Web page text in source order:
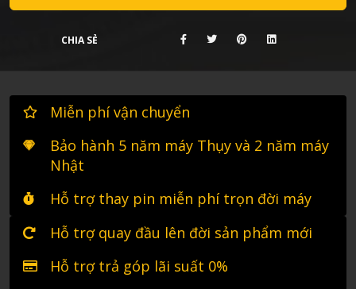
CHIA SẺ
Miễn phí vận chuyển
Bảo hành 5 năm máy Thụy và 2 năm máy
Nhật
Hỗ trợ thay pin miễn phí trọn đời máy
Hỗ trợ quay đầu lên đời sản phẩm mới
Hỗ trợ trả góp lãi suất 0%